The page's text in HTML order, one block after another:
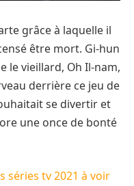
grâce à laquelle il
être mort. Gi-hun
le vieillard, Oh Il-nam,
derrière ce jeu de
se divertir et
une once de bonté
séries tv 2021 à voir